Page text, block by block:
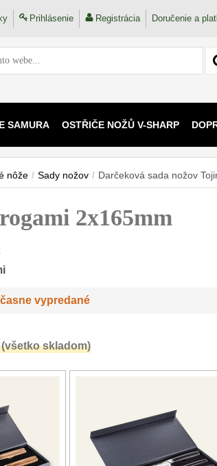
Prihlásenie Registrácia Doručenie a
SAMURA OSTŘIČE NOŽŮ V-SHARP
nôže / Sady nožov / Darčeková sada nožov
2x165mm
vypredané
skladom)